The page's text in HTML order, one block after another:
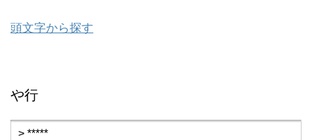
頭文字から探す
や行
> *****